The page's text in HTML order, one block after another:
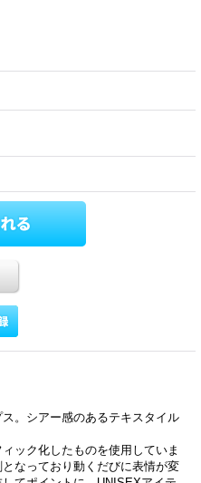
。シアー感のあるテキスタイル
ック化したものを使用していま
なっており動くだびに表情が変